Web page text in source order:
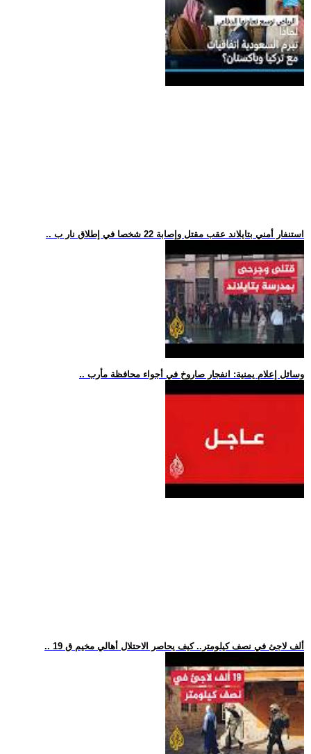
.. استنفار أمني بتايلاند عقب مقتل وإصابة 22 شخصا في إطلاق نار ب
.. وسائل إعلام يمنية: انفجار صاروخ في أجواء محافظة مأرب
.. 19 ألف لاجئ في نصف كيلومتر.. كيف يحاصر الاحتلال أهالي مخيم ق